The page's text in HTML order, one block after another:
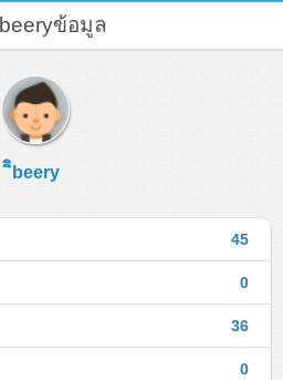
ิิbeeryข้อมูล
ิิbeery
45
0
36
0